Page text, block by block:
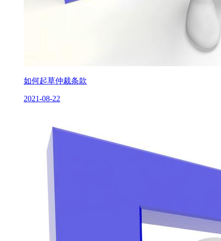
如何起草仲裁条款
2021-08-22